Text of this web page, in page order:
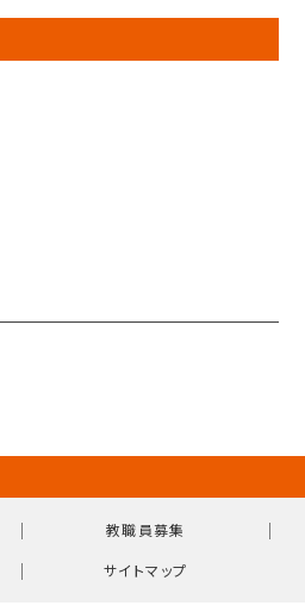
｜ 教職員募集 ｜
｜ サイトマップ